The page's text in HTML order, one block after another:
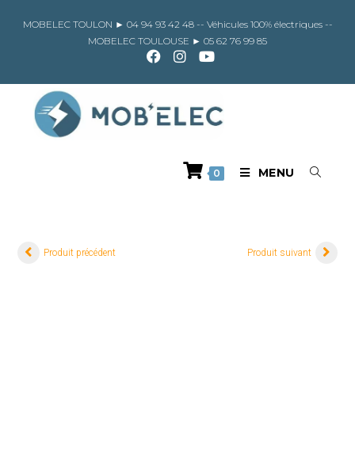
MOBELEC TOULON ► 04 94 93 42 48 -- Véhicules 100% électriques --
MOBELEC TOULOUSE ► 05 62 76 99 85
0 MENU
Produit précédent Produit suivant